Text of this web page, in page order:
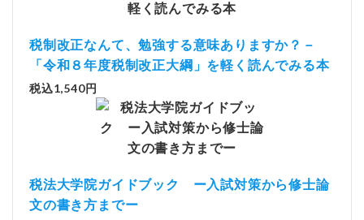
税制改正なんて、勉強する意味ありますか？－
「令和８年度税制改正大綱」を軽く読んでみる本
税込1,540円
税法大学院ガイドブック ー入試対策から修士論
文の書き方までー